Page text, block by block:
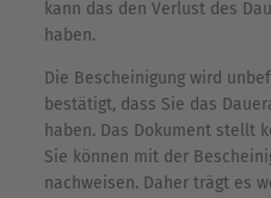
kann das den Verlust des
haben.
Die Bescheinigung wird
bestätigt, dass Sie das
haben. Das Dokument stellt
Sie können mit der
nachweisen. Daher trägt es